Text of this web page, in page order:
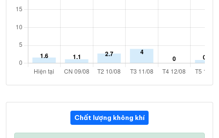
Chất lượng không khí